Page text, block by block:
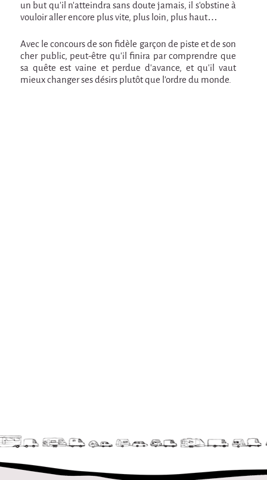
Sur le Chemin de la Route
La F.R.A.P.
Wagabond
Popcorn - Edition 2024
Edition 2022
un but qu’il n’atteindra sans doute jamais, il s’obstine à
vouloir aller encore plus vite, plus loin, plus haut…
Avec le concours de son fidèle garçon de piste et de son
cher public, peut-être qu'il finira par comprendre que
sa quête est vaine et perdue d'avance, et qu’il vaut
mieux changer ses désirs plutôt que l’ordre du monde.